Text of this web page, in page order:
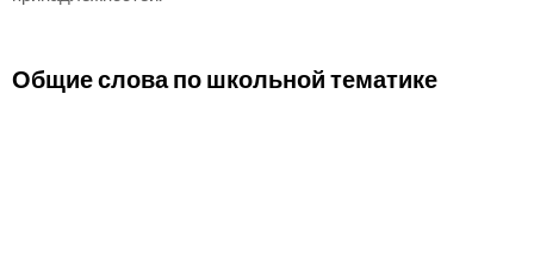
Общие слова по школьной тематике